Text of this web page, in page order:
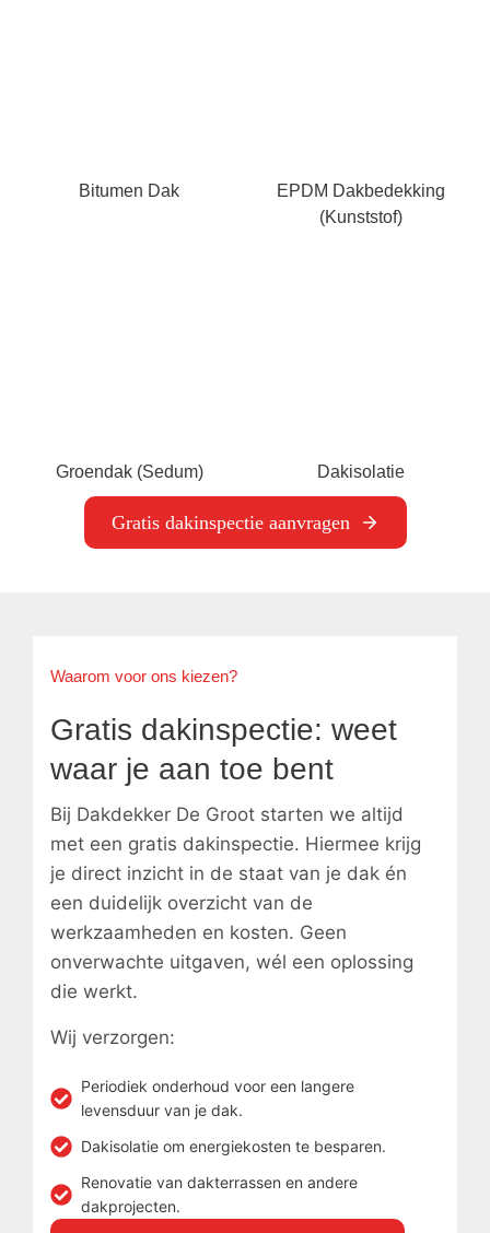
Bitumen Dak
EPDM Dakbedekking
(kunststof)
Groendak (Sedum) Dakisolatie
Gratis dakinspectie aanvragen
Waarom voor ons kiezen?
Gratis dakinspectie: weet
waar je aan toe bent
Bij Dakdekker De Groot starten we altijd
met een gratis dakinspectie. Hiermee krijg
je direct inzicht in de staat van je dak én
een duidelijk overzicht van de
werkzaamheden en kosten. Geen
onverwachte uitgaven, wél een oplossing
die werkt.
Wij verzorgen:
Periodiek onderhoud voor een langere
levensduur van je dak.
Dakisolatie om energiekosten te besparen.
Renovatie van dakterrassen en andere
dakprojecten.